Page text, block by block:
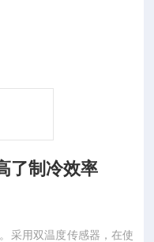
了制冷效率
采用双温度传感器，在使